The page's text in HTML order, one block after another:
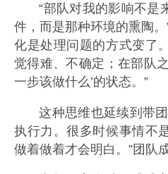
“部队对我的影响不是
件，而是那种环境的熏陶
化是处理问题的方式变了
觉得难、不确定；在部队
一步该做什么’的状态。”
这种思维也延续到带
执行力。很多时候事情不
做着做着才会明白。”团队